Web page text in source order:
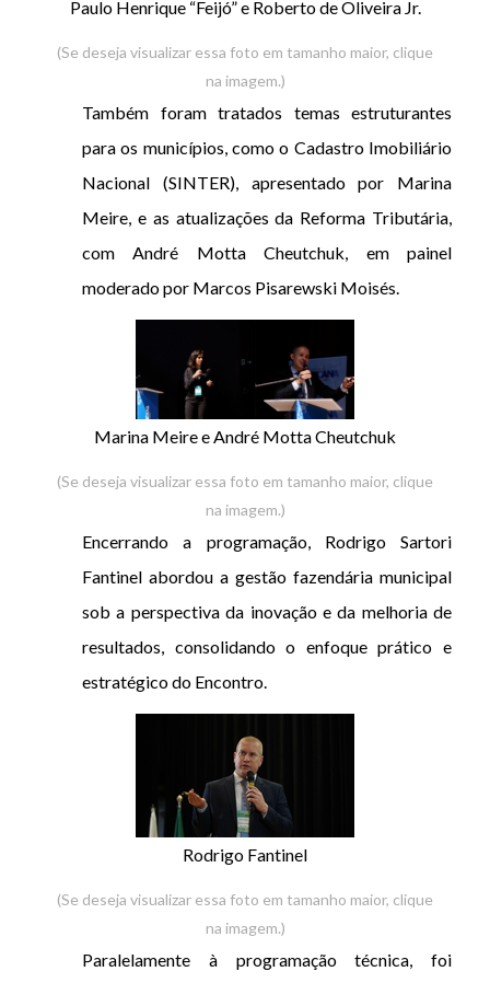
Paulo Henrique “Feijó” e Roberto de Oliveira Jr.
(Se deseja visualizar essa foto em tamanho maior, clique
na imagem.)
Também foram tratados temas estruturantes
para os municípios, como o Cadastro Imobiliário
Nacional (SINTER), apresentado por Marina
Meire, e as atualizações da Reforma Tributária,
com André Motta Cheutchuk, em painel
moderado por Marcos Pisarewski Moisés.
Marina Meire e André Motta Cheutchuk
(Se deseja visualizar essa foto em tamanho maior, clique
na imagem.)
Encerrando a programação, Rodrigo Sartori
Fantinel abordou a gestão fazendária municipal
sob a perspectiva da inovação e da melhoria de
resultados, consolidando o enfoque prático e
estratégico do Encontro.
Rodrigo Fantinel
(Se deseja visualizar essa foto em tamanho maior, clique
na imagem.)
Paralelamente à programação técnica, foi